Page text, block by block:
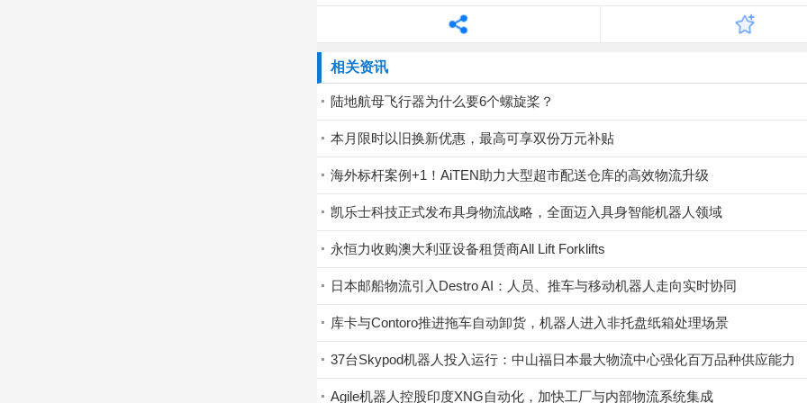
相关资讯
陆地航母飞行器为什么要6个螺旋桨？
本月限时以旧换新优惠，最高可享双份万元补贴
海外标杆案例+1！AiTEN助力大型超市配送仓库的高效物流升级
凯乐士科技正式发布具身物流战略，全面迈入具身智能机器人领域
永恒力收购澳大利亚设备租赁商All Lift Forklifts
日本邮船物流引入Destro AI：人员、推车与移动机器人走向实时协同
库卡与Contoro推进拖车自动卸货，机器人进入非托盘纸箱处理场景
37台Skypod机器人投入运行：中山福日本最大物流中心强化百万品种供应能力
Agile机器人控股印度XNG自动化，加快工厂与内部物流系统集成